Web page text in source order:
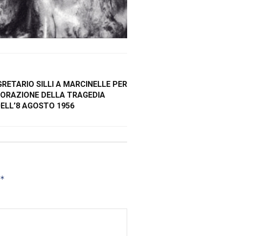
SILLI A MARCINELLE PER
DELLA TRAGEDIA
AGOSTO 1956
*